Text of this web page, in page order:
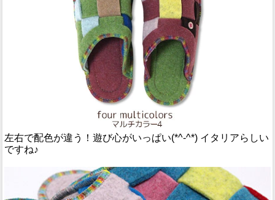
左右で配色が違う！遊び心がいっぱい(*^-^*) イタリアらしい
ですね♪